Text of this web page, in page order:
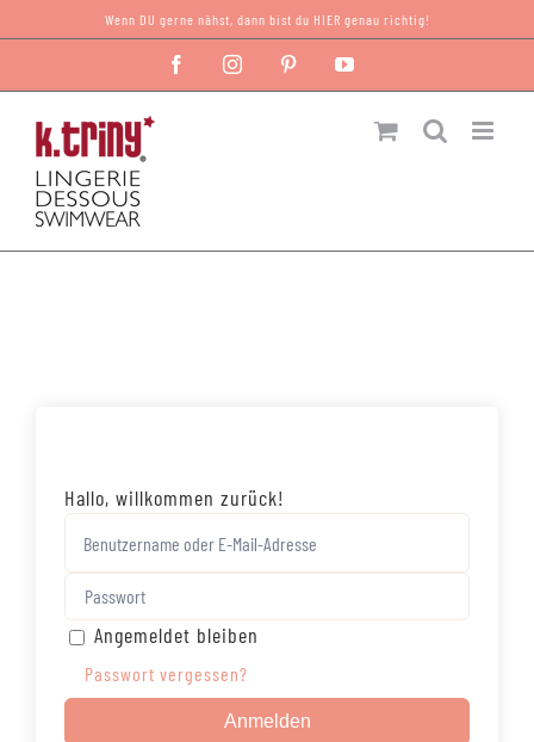
Inhalt
Wenn DU gerne nähst, dann bist du HIER genau richtig!
FacebookInstagramPinterest
Hallo, willkommen zurück!
Angemeldet bleiben
Passwort vergessen?
Anmelden